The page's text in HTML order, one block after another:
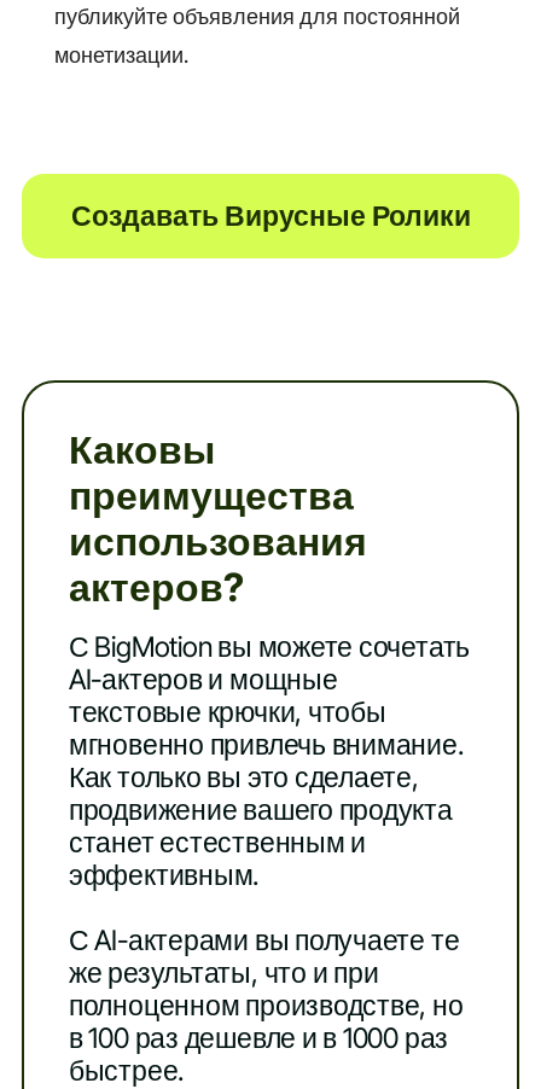
публикуйте объявления для постоянной
монетизации.
Создавать Вирусные Ролики
Каковы
преимущества
использования
актеров?
С BigMotion вы можете сочетать
AI-актеров и мощные
текстовые крючки, чтобы
мгновенно привлечь внимание.
Как только вы это сделаете,
продвижение вашего продукта
станет естественным и
эффективным.
С AI-актерами вы получаете те
же результаты, что и при
полноценном производстве, но
в 100 раз дешевле и в 1000 раз
быстрее.